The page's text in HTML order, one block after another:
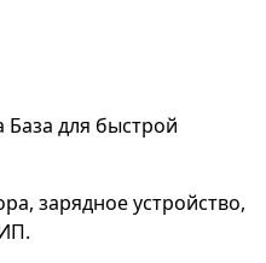
База для быстрой
зарядное устройство,